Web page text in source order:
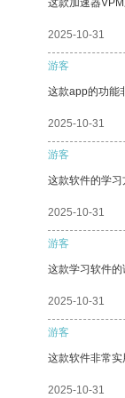
这款加速器
2025-10-31
游客
这款app的功能
2025-10-31
游客
这款软件的学习
2025-10-31
游客
这款学习软件的
2025-10-31
游客
这款软件非常实
2025-10-31